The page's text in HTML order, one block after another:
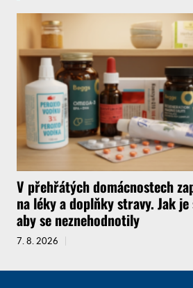
V přehřátých domácnostech
na léky a doplňky stravy. Jak
aby se neznehodnotily
7. 8. 2026